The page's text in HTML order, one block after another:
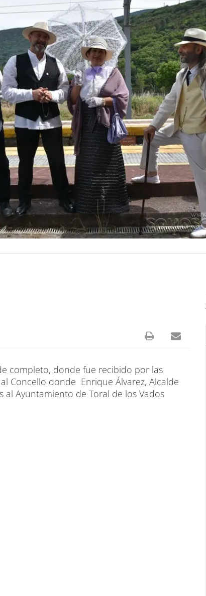
completo, donde fue recibido por las
Concello donde Enrique Álvarez, Alcalde
Ayuntamiento de Toral de los Vados